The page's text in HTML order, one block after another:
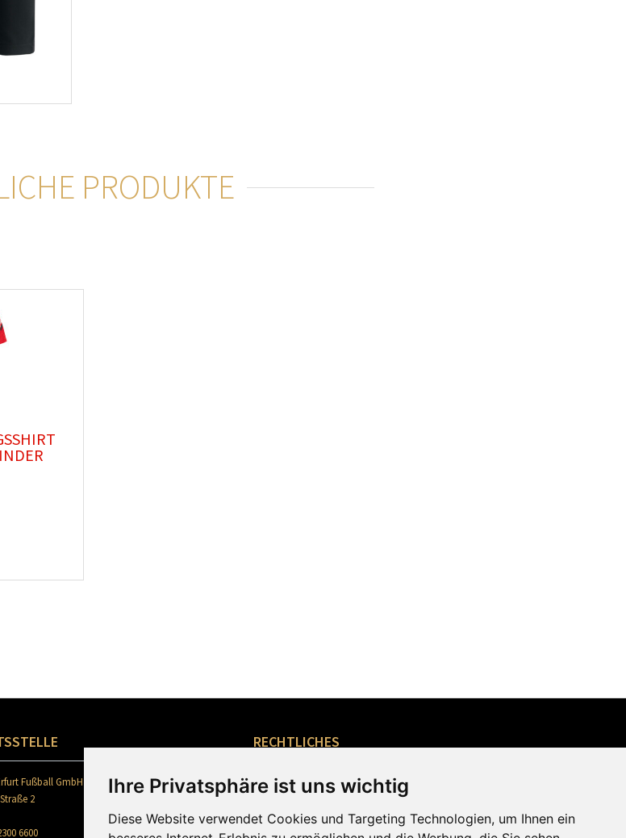
Ihre Privatsphäre ist uns wichtig
Diese Website verwendet Cookies und Targeting Technologien, um Ihnen ein
PRODUKTE
Fußball GmbH
2
6600
RECHTLICHES
Impressum
AGB Webshop
AGB Fußballschule